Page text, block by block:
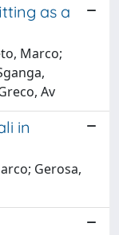
as a
Marco;
Av
in
Gerosa,